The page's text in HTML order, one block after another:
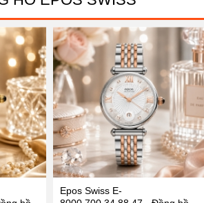
Epos Swiss E-